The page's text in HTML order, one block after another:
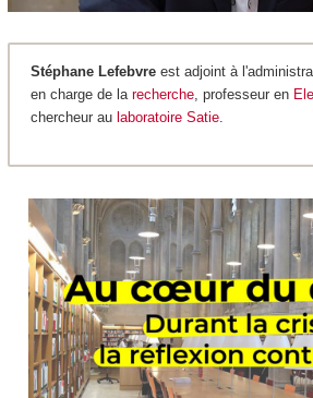
Stéphane Lefebvre est adjoint à
en charge de la recherche, professeur en
chercheur au laboratoire Satie.